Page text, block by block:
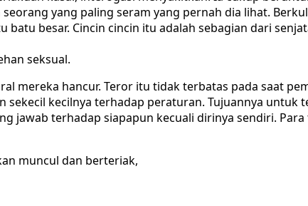
yang paling seram yang pernah dia lihat.
besar. Cincin cincin itu adalah sebagian dari
seksual.
mereka hancur. Teror itu tidak terbatas pada saat
kecilnya terhadap peraturan. Tujuannya untuk
jawab terhadap siapapun kecuali dirinya sendiri.
muncul dan berteriak,